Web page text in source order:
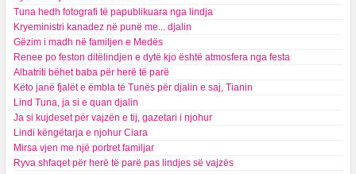
Tuna hedh fotografi të papublikuara nga lindja
Kryeministri kanadez në punë me... djalin
Gëzim i madh në familjen e Medës
Renee po feston ditëlindjen e dytë kjo është atmosfera nga festa
Albatriti bëhet baba për herë të parë
Këto janë fjalët e ëmbla të Tunës për djalin e saj, Tianin
Lind Tuna, ja si e quan djalin
Ja si kujdeset për vajzën e tij, gazetari i njohur
Lindi këngëtarja e njohur Ciara
Mirsa vjen me një portret familjar
Ryva shfaqet për herë të parë pas lindjes së vajzës